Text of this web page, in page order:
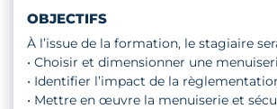
OBJECTIFS
À l’issue de la formation, le stagiaire
• Choisir et dimensionner une
• Identifier l’impact de la
• Mettre en œuvre la menuiserie et